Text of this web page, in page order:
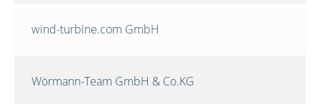
wind-turbine.com GmbH
Wörmann-Team GmbH & Co.KG